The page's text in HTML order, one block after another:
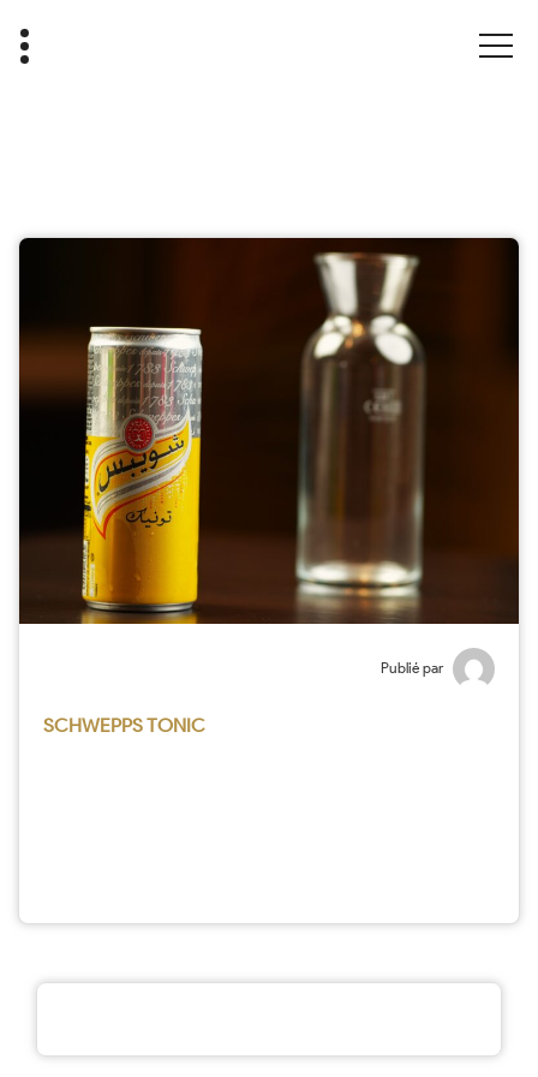
Publié par
SCHWEPPS TONIC